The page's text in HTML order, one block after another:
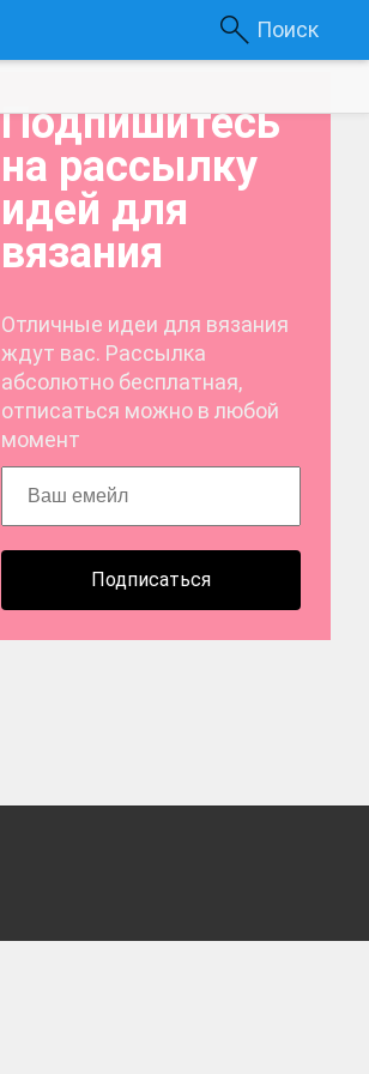
Поиск
Подпишитесь
на рассылку
идей для
вязания
Отличные идеи для вязания
ждут вас. Рассылка
абсолютно бесплатная,
отписаться можно в любой
момент
Подписаться